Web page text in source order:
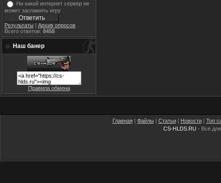
Ни какой интернет сервер не
может заспамить игру
Результаты | Архив опросов
Всего ответов: 8458
Наш банер
Правила обмена
Главная| Файлы | Статьи| Новости| Топ
CS-HLDS.RU - Всё